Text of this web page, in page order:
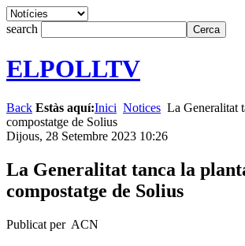
search
ELPOLLTV
Back Estàs aquí:Inici Notices La Generalitat
compostatge de Solius
Dijous, 28 Setembre 2023 10:26
La Generalitat tanca la
compostatge de Solius
Publicat per ACN